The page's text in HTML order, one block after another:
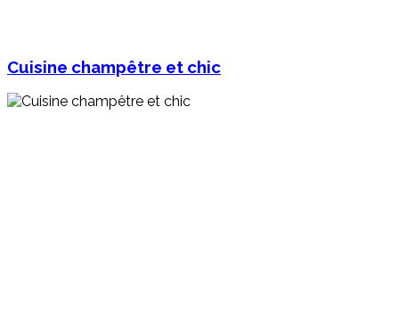
Cuisine champêtre et chic